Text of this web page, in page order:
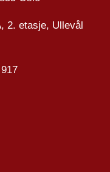
2. etasje, Ullevål